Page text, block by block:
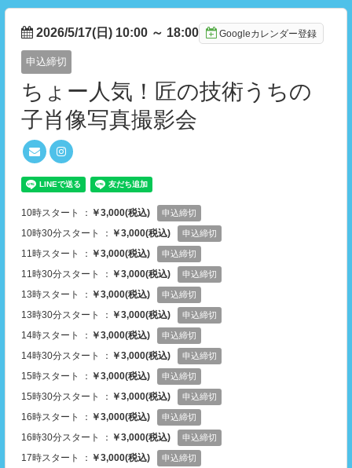
2026/5/17(日) 10:00 ～ 18:00 Googleカレンダー登録
申込締切
ちょー人気！匠の技術うちの
子肖像写真撮影会
10時スタート ： ￥3,000(税込) 申込締切
10時30分スタート ： ￥3,000(税込) 申込締切
11時スタート ： ￥3,000(税込) 申込締切
11時30分スタート ： ￥3,000(税込) 申込締切
13時スタート ： ￥3,000(税込) 申込締切
13時30分スタート ： ￥3,000(税込) 申込締切
14時スタート ： ￥3,000(税込) 申込締切
14時30分スタート ： ￥3,000(税込) 申込締切
15時スタート ： ￥3,000(税込) 申込締切
15時30分スタート ： ￥3,000(税込) 申込締切
16時スタート ： ￥3,000(税込) 申込締切
16時30分スタート ： ￥3,000(税込) 申込締切
17時スタート ： ￥3,000(税込) 申込締切